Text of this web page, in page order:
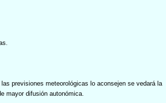
previsiones meteorológicas lo aconsejen se vedará la
mayor difusión autonómica.